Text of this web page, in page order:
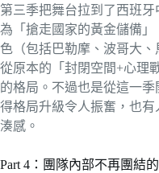
第三季把舞台拉到了西班
為「搶走國家的黃金儲備
色（包括巴勒摩、波哥大
從原本的「封閉空間+心理
的格局。不過也是從這一
得格局升級令人振奮，也
湊感。
Part 4：團隊內部不再團結的